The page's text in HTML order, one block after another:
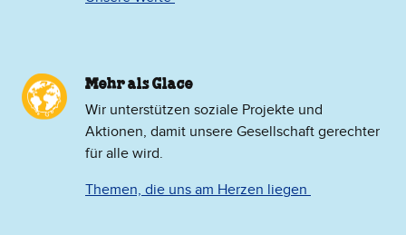
Mehr als Glace
​Wir unterstützen soziale Projekte und
Aktionen, damit unsere Gesellschaft gerechter
für alle wird.
Themen, die uns am Herzen liegen